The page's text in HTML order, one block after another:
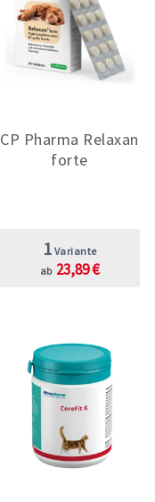
CP Pharma Relaxan
forte
1 Variante
ab 23,89 €